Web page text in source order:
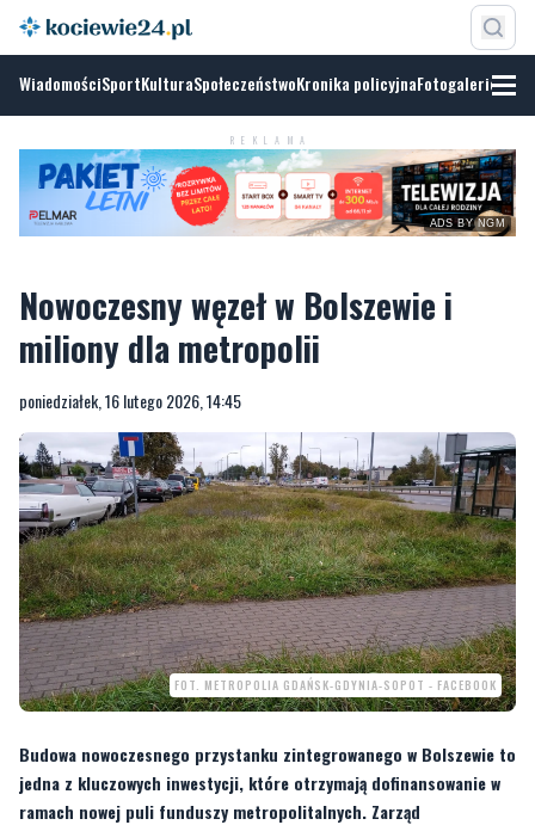
WiadomościSportKulturaSpołeczeństwoKronika policyjnaFotogalerie
REKLAMA
ADS BY NGM
Nowoczesny węzeł w Bolszewie i
miliony dla metropolii
poniedziałek, 16 lutego 2026, 14:45
FOT. METROPOLIA GDAŃSK-GDYNIA-SOPOT - FACEBOOK
Budowa nowoczesnego przystanku zintegrowanego w Bolszewie to
jedna z kluczowych inwestycji, które otrzymają dofinansowanie w
ramach nowej puli funduszy metropolitalnych. Zarząd